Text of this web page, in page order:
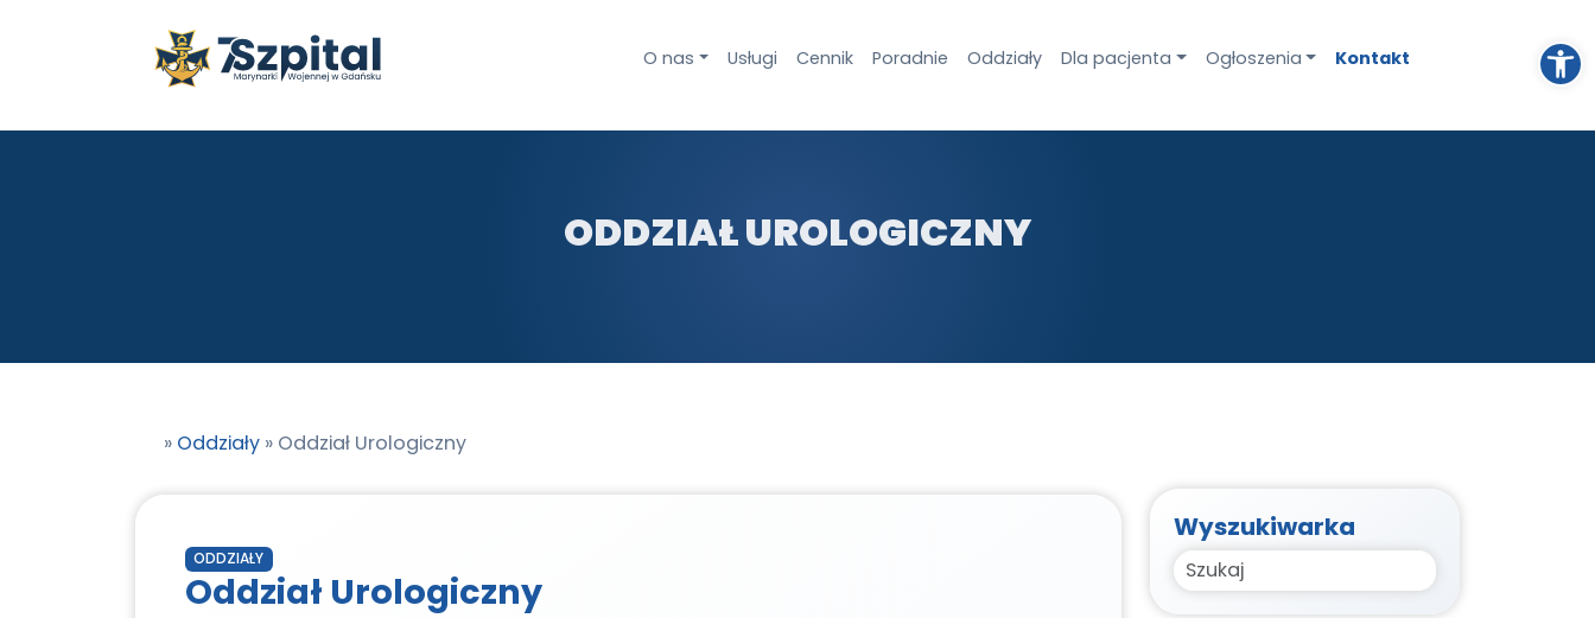
Otwórz pasek narzędzi
O nas Usługi Cennik Poradnie Oddziały Dla pacjenta Ogłoszenia Kontakt
ODDZIAŁ UROLOGICZNY
» Oddziały » Oddział Urologiczny
ODDZIAŁY
Oddział Urologiczny
Wyszukiwarka
Search